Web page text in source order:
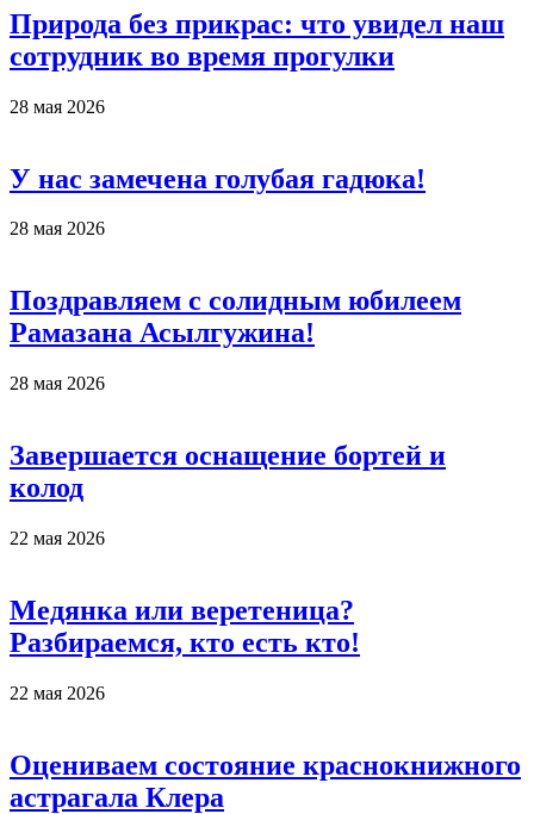
Природа без прикрас: что увидел наш
сотрудник во время прогулки
28 мая 2026
У нас замечена голубая гадюка!
28 мая 2026
Поздравляем с солидным юбилеем
Рамазана Асылгужина!
28 мая 2026
Завершается оснащение бортей и
колод
22 мая 2026
Медянка или веретеница?
Разбираемся, кто есть кто!
22 мая 2026
Оцениваем состояние краснокнижного
астрагала Клера